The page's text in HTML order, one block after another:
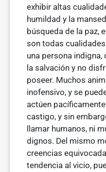
exhibir altas
humildad y la
búsqueda de la paz,
son todas
una persona
la salvación y no
poseer. Muchos
inofensivo, y se
actúen
castigo, y sin
llamar humanos, ni
dig­nos. Del mismo
creencias
tendencia al vicio,